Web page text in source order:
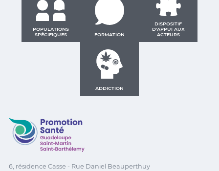
POPULATIONS
SPÉCIFIQUES
FORMATION
DISPOSITIF
D'APPUI AUX
ACTEURS
ADDICTION
Promotion Santé Guadeloupe, Saint-Martin, Saint
6, résidence Casse - Rue Daniel Beauperthuy